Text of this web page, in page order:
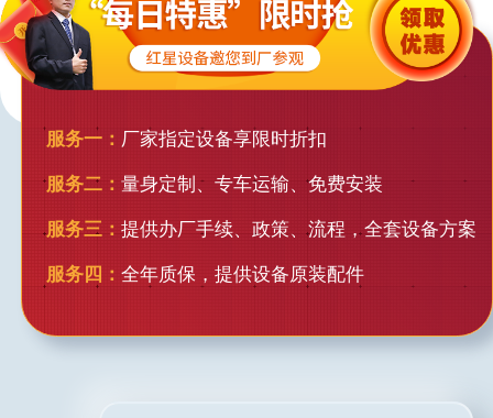
服务一： 厂家指定设备享限时折扣
服务二： 量身定制、专车运输、免费安装
服务三： 提供办厂手续、政策、流程，全套设备方案
服务四： 全年质保，提供设备原装配件